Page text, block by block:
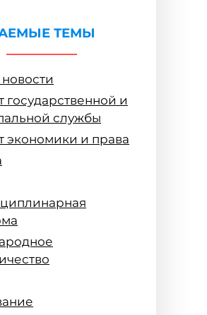
ТЕМЫ
государственной и
службы
экономики и права